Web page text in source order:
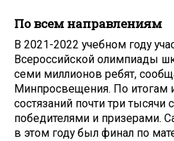
По всем направлениям
В 2021-2022 учебном году
Всероссийской олимпиады
семи миллионов ребят,
Минпросвещения. По итогам
состязаний почти три тысячи
победителями и призерами.
в этом году был финал по